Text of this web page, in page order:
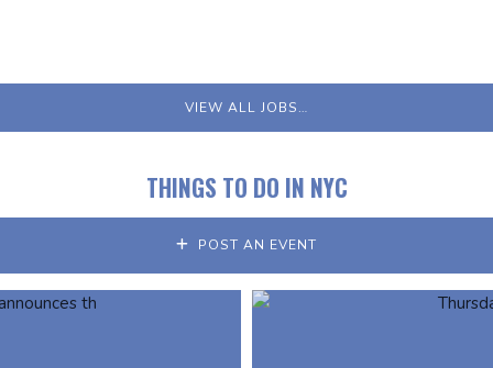
VIEW ALL JOBS…
THINGS TO DO IN NYC
POST AN EVENT